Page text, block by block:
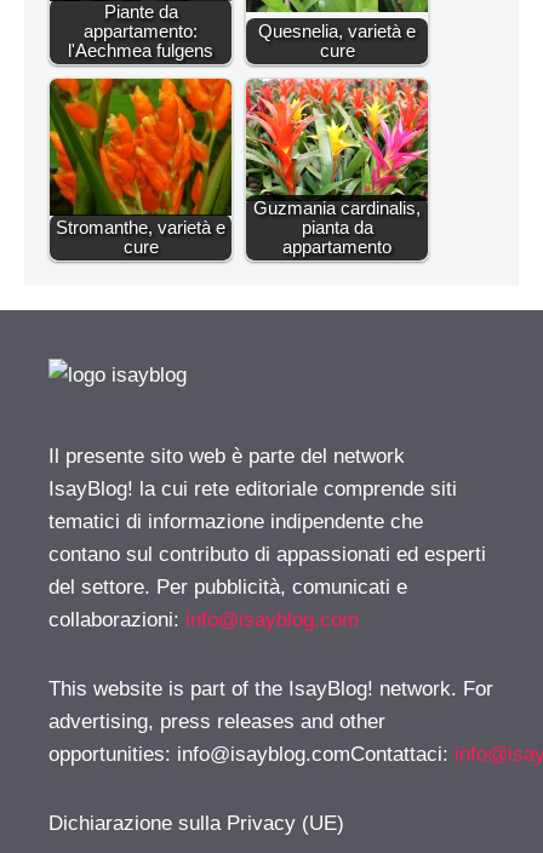
Piante da
appartamento:
l'Aechmea fulgens
Quesnelia, varietà e
cure
Stromanthe, varietà e
cure
Guzmania cardinalis,
pianta da
appartamento
Il presente sito web è parte del network
IsayBlog! la cui rete editoriale comprende siti
tematici di informazione indipendente che
contano sul contributo di appassionati ed esperti
del settore. Per pubblicità, comunicati e
collaborazioni: info@isayblog.com
This website is part of the IsayBlog! network. For
advertising, press releases and other
opportunities: info@isayblog.comContattaci:
Dichiarazione sulla Privacy (UE)